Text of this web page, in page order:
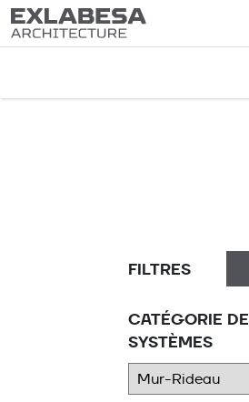
FILTRES
CATÉGORIE DE
SYSTÈMES